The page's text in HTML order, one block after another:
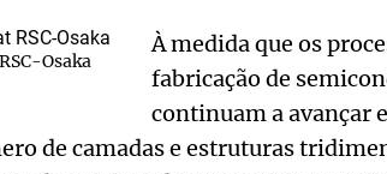
Osaka
À medida que os
fabricação de
continuam a avançar
de camadas e estruturas